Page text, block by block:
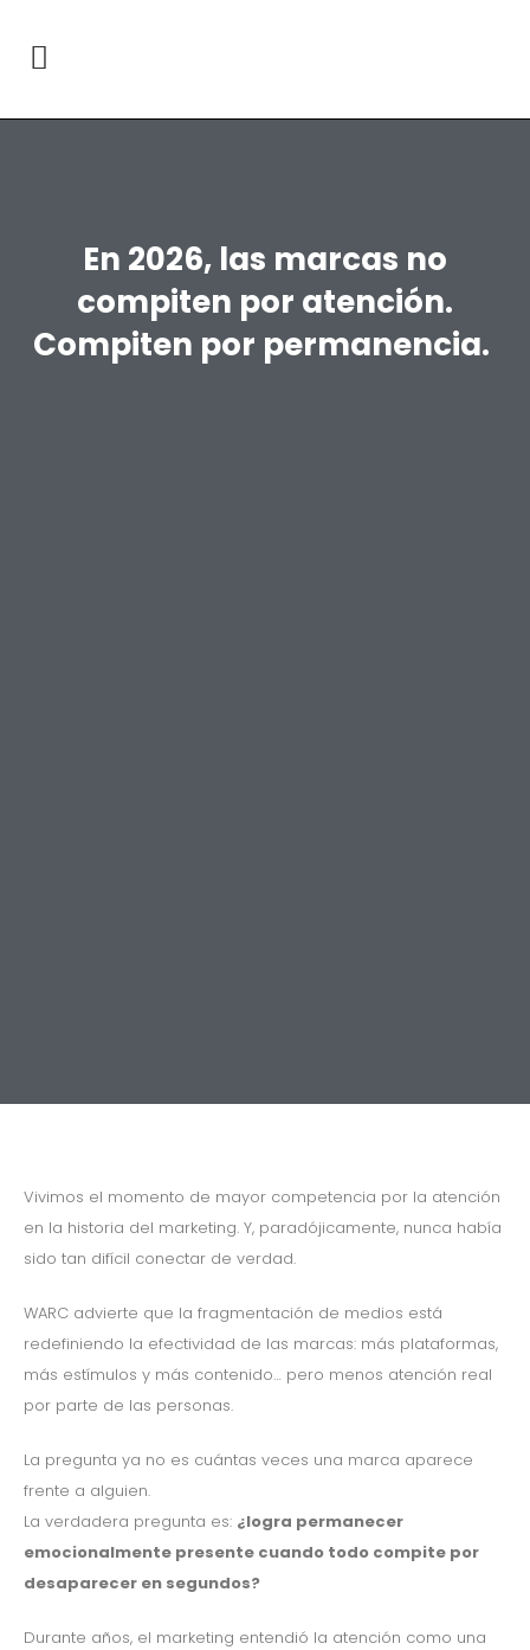
En 2026, las marcas no
compiten por atención.
Compiten por permanencia.
Vivimos el momento de mayor competencia por la atención
en la historia del marketing. Y, paradójicamente, nunca había
sido tan difícil conectar de verdad.
WARC advierte que la fragmentación de medios está
redefiniendo la efectividad de las marcas: más plataformas,
más estímulos y más contenido… pero menos atención real
por parte de las personas.
La pregunta ya no es cuántas veces una marca aparece
frente a alguien.
La verdadera pregunta es: ¿logra permanecer
emocionalmente presente cuando todo compite por
desaparecer en segundos?
Durante años, el marketing entendió la atención como una